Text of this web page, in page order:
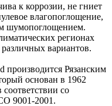
к коррозии, не гниет
влагопоглощение,
шумопоглощением.
регионах
вариантов.
производится Рязанским
основан в 1962
со
9001-2001.